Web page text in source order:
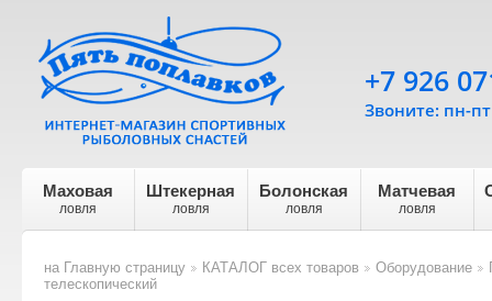
Маховая
ловля
Штекерная
ловля
Болонская
ловля
Матчевая
ловля
+7 926
Звоните: пн-
на Главную страницу
КАТАЛОГ всех товаров
Оборудование
телескопический